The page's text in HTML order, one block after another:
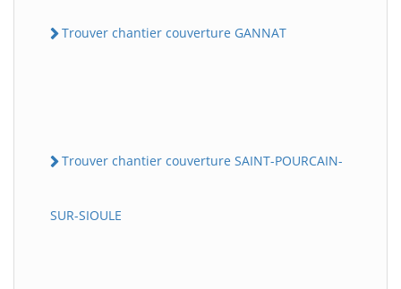
Trouver chantier couverture GANNAT
Trouver chantier couverture SAINT-POURCAIN-
SUR-SIOULE